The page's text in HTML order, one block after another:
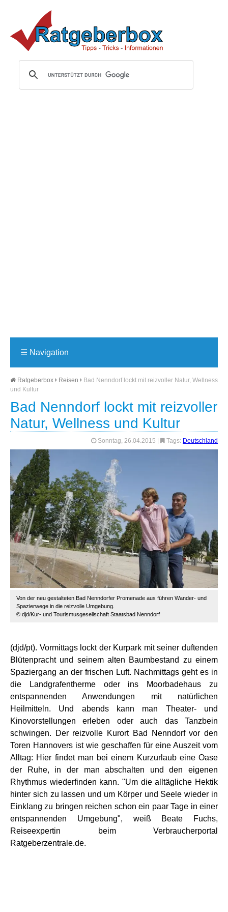
☰ Navigation
Ratgeberbox Reisen
Bad Nenndorf lockt mit reizvoller Natur, Wellness
und Kultur
Bad Nenndorf lockt mit reizvoller
Natur, Wellness und Kultur
Sonntag, 26.04.2015 Tags: Deutschland
Von der neu gestalteten Bad Nenndorfer Promenade aus führen Wander- und
Spazierwege in die reizvolle Umgebung.
© djd/Kur- und Tourismusgesellschaft Staatsbad Nenndorf
(djd/pt). Vormittags lockt der Kurpark mit seiner duftenden
Blütenpracht und seinem alten Baumbestand zu einem
Spaziergang an der frischen Luft. Nachmittags geht es in
die Landgrafentherme oder ins Moorbadehaus zu
entspannenden Anwendungen mit natürlichen
Heilmitteln. Und abends kann man Theater- und
Kinovorstellungen erleben oder auch das Tanzbein
schwingen. Der reizvolle Kurort Bad Nenndorf vor den
Toren Hannovers ist wie geschaffen für eine Auszeit vom
Alltag: Hier findet man bei einem Kurzurlaub eine Oase
der Ruhe, in der man abschalten und den eigenen
Rhythmus wiederfinden kann. "Um die alltägliche Hektik
hinter sich zu lassen und um Körper und Seele wieder in
Einklang zu bringen reichen schon ein paar Tage in einer
entspannenden Umgebung", weiß Beate Fuchs,
Reiseexpertin beim Verbraucherportal
Ratgeberzentrale.de.